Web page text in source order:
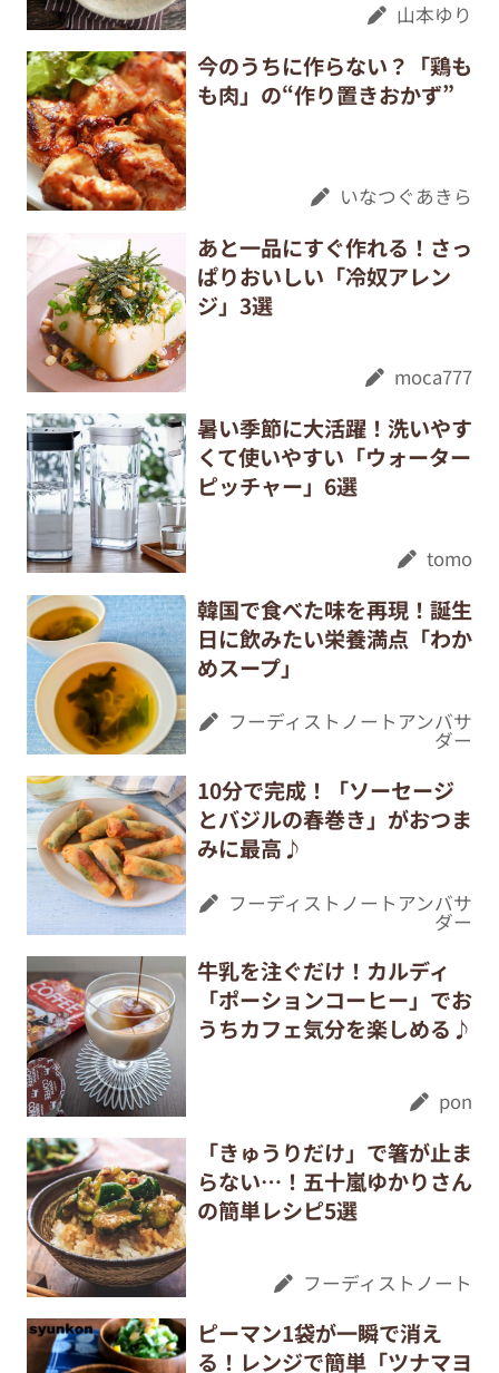
山本ゆり
今のうちに作らない？「鶏も
も肉」の“作り置きおかず”
いなつぐあきら
あと一品にすぐ作れる！さっ
ぱりおいしい「冷奴アレン
ジ」3選
moca777
暑い季節に大活躍！洗いやす
くて使いやすい「ウォーター
ピッチャー」6選
tomo
韓国で食べた味を再現！誕生
日に飲みたい栄養満点「わか
めスープ」
フーディストノートアンバサ
ダー
10分で完成！「ソーセージ
とバジルの春巻き」がおつま
みに最高♪
フーディストノートアンバサ
ダー
牛乳を注ぐだけ！カルディ
「ポーションコーヒー」でお
うちカフェ気分を楽しめる♪
pon
「きゅうりだけ」で箸が止ま
らない…！五十嵐ゆかりさん
の簡単レシピ5選
フーディストノート
ピーマン1袋が一瞬で消え
る！レンジで簡単「ツナマヨ